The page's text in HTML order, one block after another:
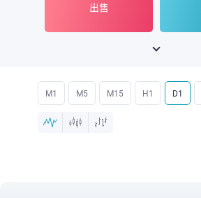
出售
M1 M5 M15 H1 D1